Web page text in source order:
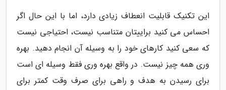
این تکنیک قابلیت انعطاف زیادی دارد، اما با این حال اگر
احساس می کنید براییتان متناسب نیست، احتیاجی نیست
که سعی کنید کارهای خود را به وسیله آن انجام دهید. بهره
وری همه چیز نیست. در واقع بهره وری فقط وسیله ای است
برای رسیدن به هدف و راهی برای صرف وقت کمتر برای